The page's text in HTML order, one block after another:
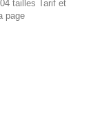
tailles Tarif et
page